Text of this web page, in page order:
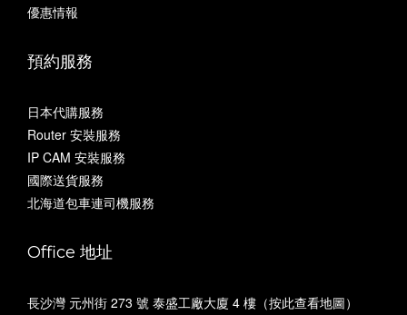
優惠情報
預約服務
日本代購服務
Router 安裝服務
IP CAM 安裝服務
國際送貨服務
北海道包車連司機服務
Office 地址
長沙灣 元州街 273 號 泰盛工廠大廈 4 樓（按此查看地圖）